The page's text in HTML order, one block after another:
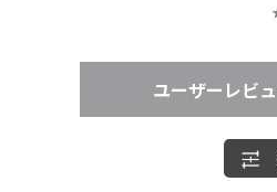
ユーザーレビ